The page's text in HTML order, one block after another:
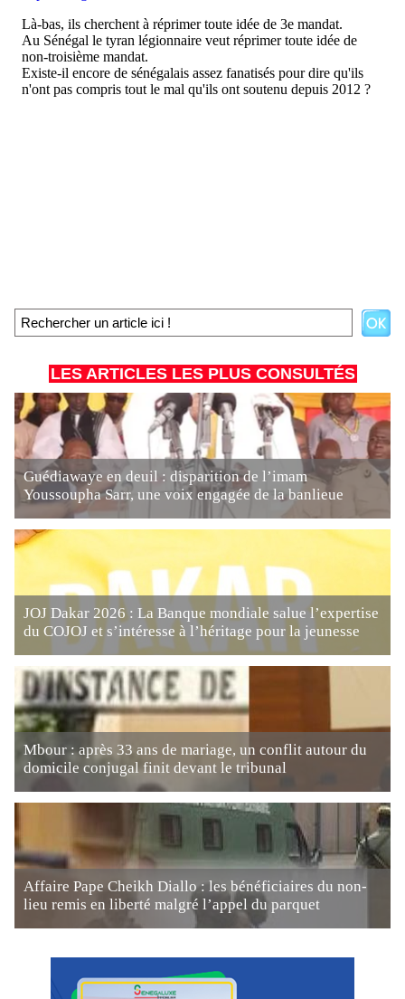
LES ARTICLES LES PLUS CONSULTÉS
Guédiawaye en deuil : disparition de l’imam
Youssoupha Sarr, une voix engagée de la banlieue
JOJ Dakar 2026 : La Banque mondiale salue l’expertise
du COJOJ et s’intéresse à l’héritage pour la jeunesse
Mbour : après 33 ans de mariage, un conflit autour du
domicile conjugal finit devant le tribunal
Affaire Pape Cheikh Diallo : les bénéficiaires du non-
lieu remis en liberté malgré l’appel du parquet